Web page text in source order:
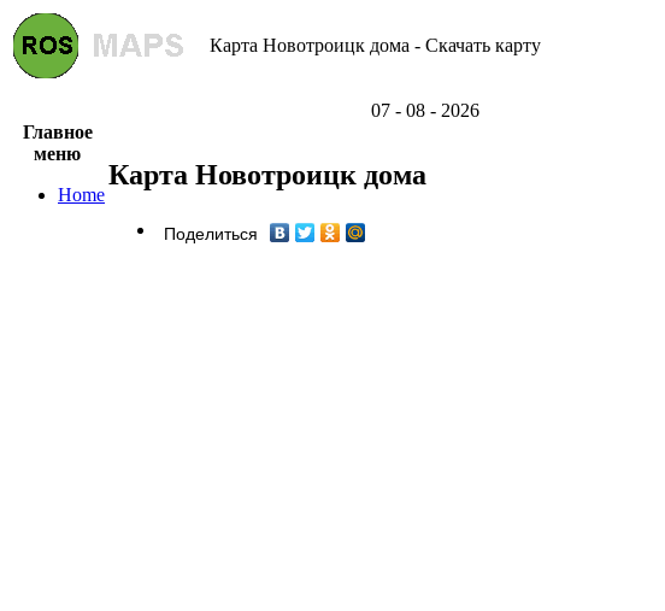
Карта Новотроицк дома - Скачать карту
07 - 08 - 2026
Главное
меню
Home
Карта Новотроицк дома
Поделиться